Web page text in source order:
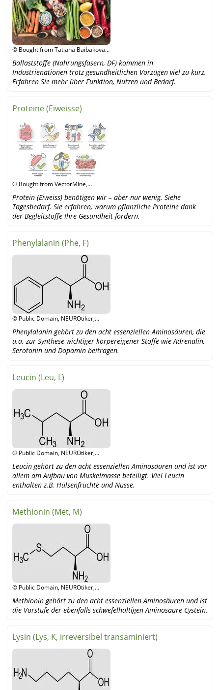
© Bought from Tatjana Baibakova,
Ballaststoffe (Nahrungsfasern, DF) kommen in
Industrienationen trotz gesundheitlichen Vorzügen viel zu kurz.
Erfahren Sie mehr über Funktion, Nutzen und Bedarf.
Proteine (Eiweisse)
© Bought from VectorMine,
Protein (Eiweiss) benötigen wir – aber nur wenig. Siehe
Tagesbedarf. Sie erfahren, warum pflanzliche Proteine dank
der Begleitstoffe Ihre Gesundheit fördern.
Phenylalanin (Phe, F)
© Public Domain, NEUROtiker,
Phenylalanin gehört zu den acht essenziellen Aminosäuren, die
u.a. zur Synthese wichtiger körpereigener Stoffe wie Adrenalin,
Serotonin und Dopamin beitragen.
Leucin (Leu, L)
© Public Domain, NEUROtiker,
Leucin gehört zu den acht essenziellen Aminosäuren und ist vor
allem am Aufbau von Muskelmasse beteiligt. Viel Leucin
enthalten z.B. Hülsenfrüchte und Nüsse.
Methionin (Met, M)
© Public Domain, NEUROtiker,
Methionin gehört zu den acht essenziellen Aminosäuren und ist
die Vorstufe der ebenfalls schwefelhaltigen Aminosäure Cystein.
Lysin (Lys, K, irreversibel transaminiert)